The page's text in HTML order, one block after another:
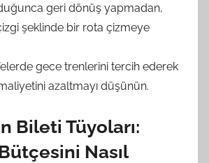
geri dönüş yapmadan,
şeklinde bir rota çizmeye
gece trenlerini tercih ederek
azaltmayı düşünün.
Bileti Tüyoları:
Nasıl